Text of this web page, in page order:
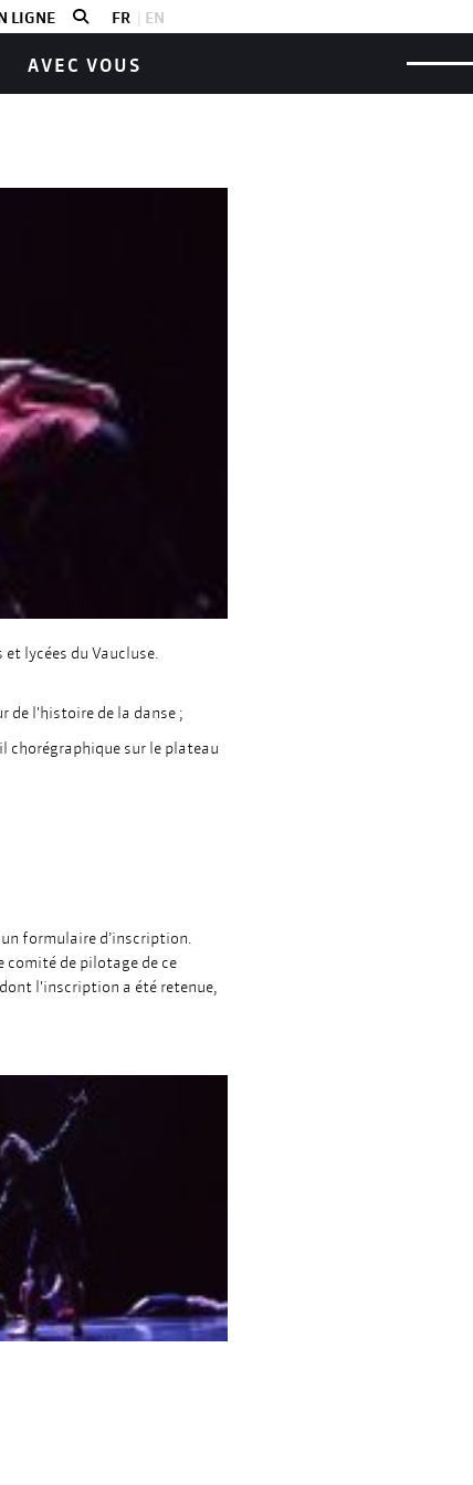
LIGNE FR EN
AVEC VOUS
lycées du Vaucluse.
de l'histoire de la danse ;
chorégraphique sur le plateau
formulaire d’inscription.
comité de pilotage de ce
l'inscription a été retenue,